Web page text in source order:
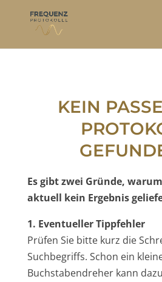
KEIN
Es gibt zwei Gründe,
aktuell kein Ergebnis
1. Eventueller Tippfehler
Prüfen Sie bitte kurz die
Suchbegriffs. Schon ein
Buchstabendreher kann